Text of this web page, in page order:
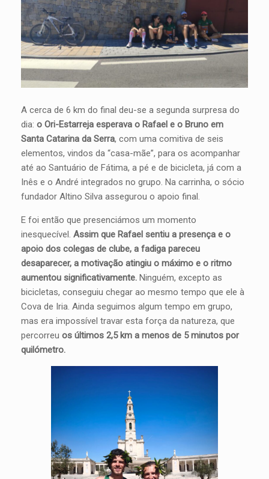
A cerca de 6 km do final deu-se a segunda surpresa do
dia: o Ori-Estarreja esperava o Rafael e o Bruno em
Santa Catarina da Serra, com uma comitiva de seis
elementos, vindos da “casa-mãe”, para os acompanhar
até ao Santuário de Fátima, a pé e de bicicleta, já com a
Inês e o André integrados no grupo. Na carrinha, o sócio
fundador Altino Silva assegurou o apoio final.
E foi então que presenciámos um momento
inesquecível. Assim que Rafael sentiu a presença e o
apoio dos colegas de clube, a fadiga pareceu
desaparecer, a motivação atingiu o máximo e o ritmo
aumentou significativamente. Ninguém, excepto as
bicicletas, conseguiu chegar ao mesmo tempo que ele à
Cova de Iria. Ainda seguimos algum tempo em grupo,
mas era impossível travar esta força da natureza, que
percorreu os últimos 2,5 km a menos de 5 minutos por
quilómetro.